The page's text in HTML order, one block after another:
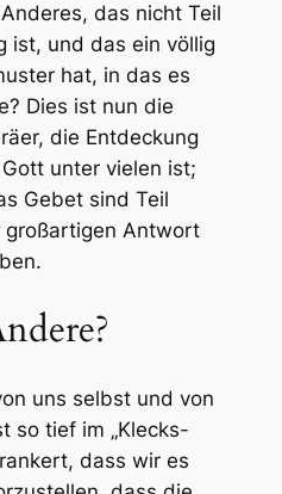
, das nicht Teil
ist, und das ein völlig
hat, in das es
Dies ist nun die
die Entdeckung
unter vielen ist;
Gebet sind Teil
großartigen Antwort
uns selbst und von
so tief im „Klecks-
dass wir es